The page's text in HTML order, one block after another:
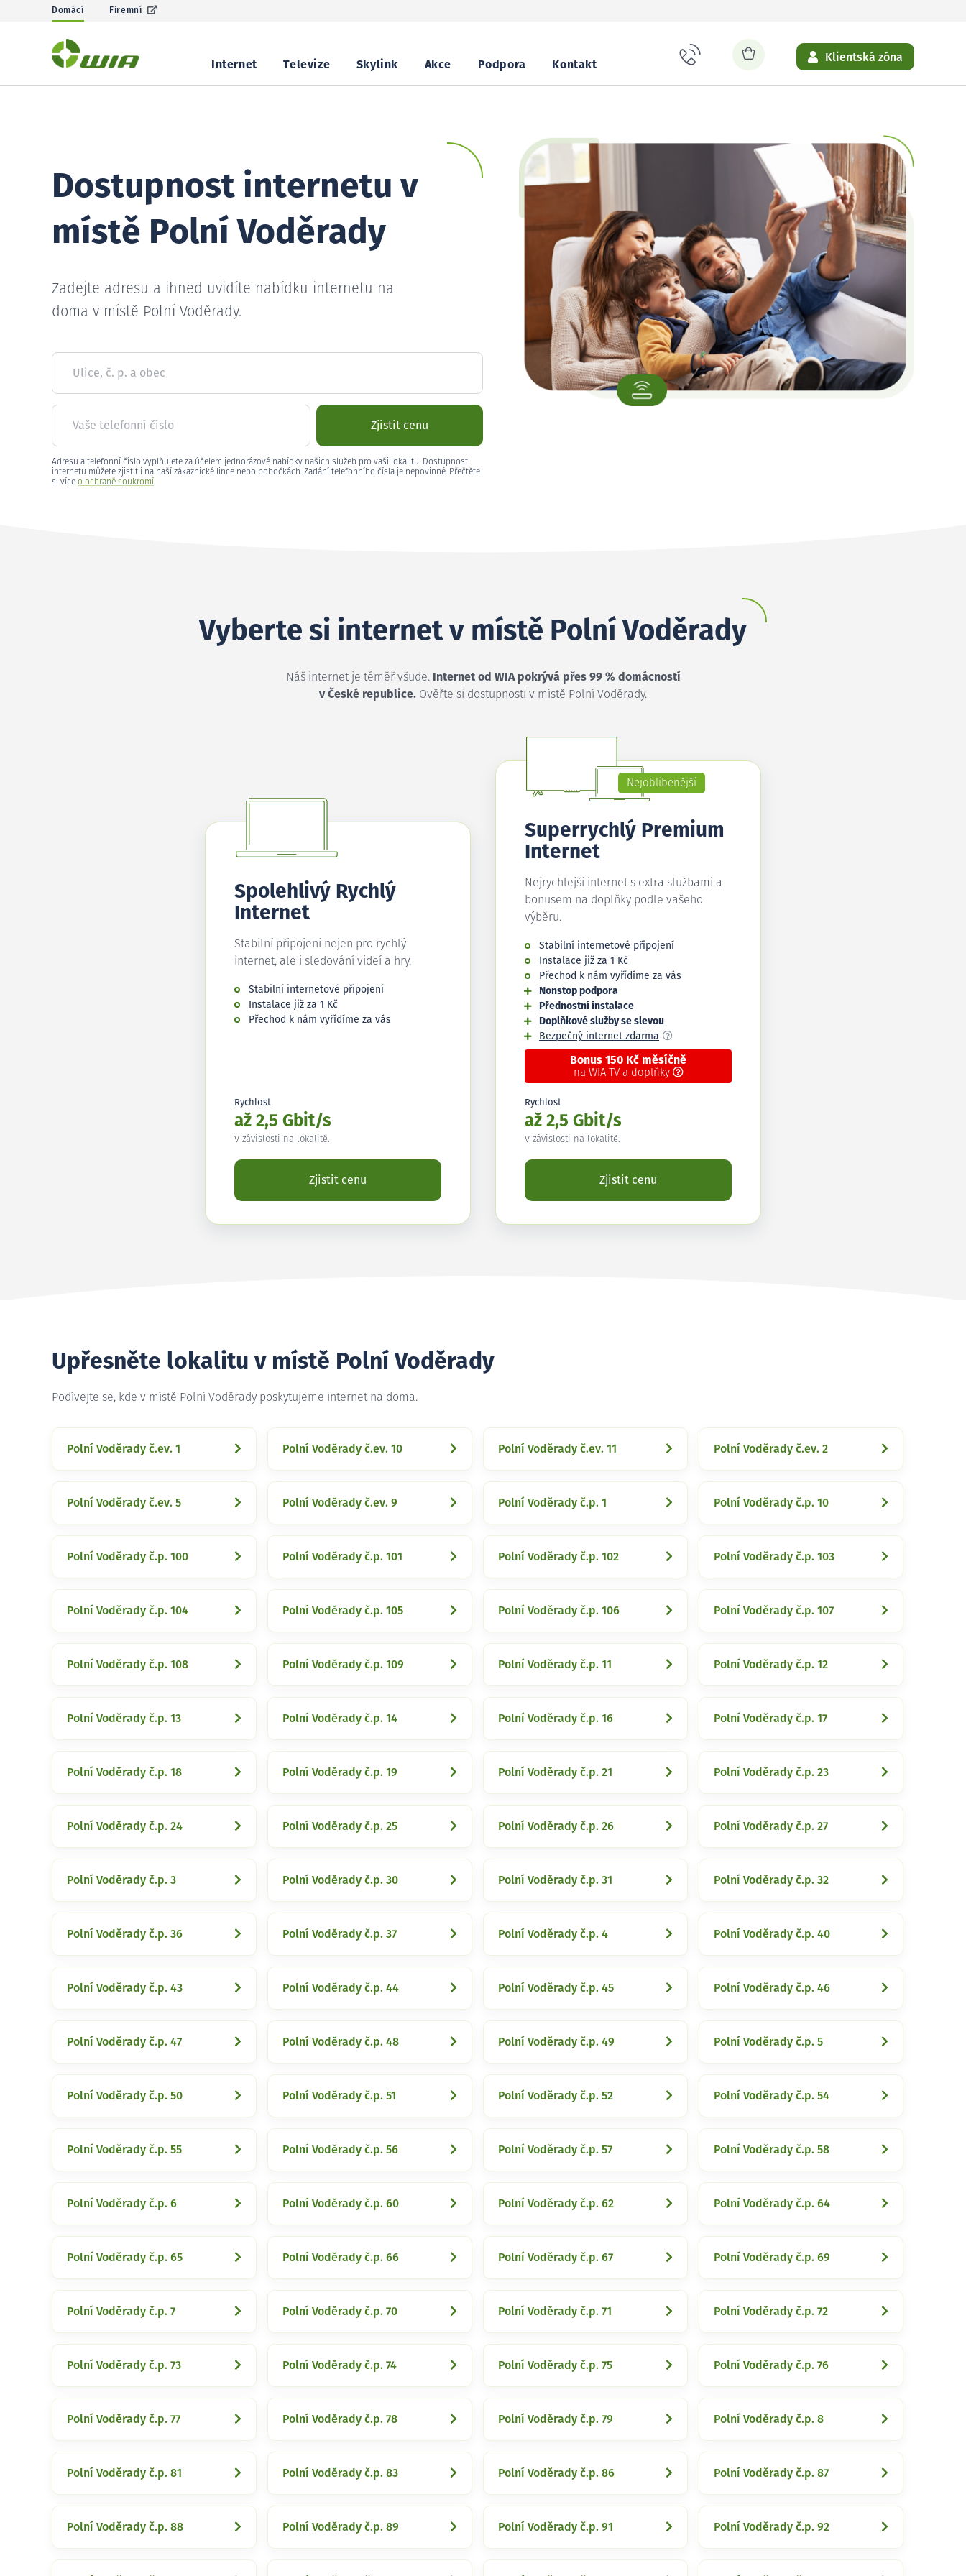
Domácí Firemní
Internet Televize Skylink Akce Podpora Kontakt
Klientská zóna
Dostupnost internetu v
místě Polní Voděrady
Zadejte adresu a ihned uvidíte nabídku internetu na
doma v místě Polní Voděrady.
Ulice, č. p. a obec
Vaše telefonní číslo Zjistit cenu
Adresu a telefonní číslo vyplňujete za účelem jednorázové nabídky našich služeb pro vaši lokalitu. Dostupnost
internetu můžete zjistit i na naší zákaznické lince nebo pobočkách. Zadání telefonního čísla je nepovinné. Přečtěte
si více o ochraně soukromí.
Vyberte si internet v místě Polní Voděrady
Náš internet je téměř všude.
Internet od WIA pokrývá přes 99 % domácností
v České republice. Ověřte si dostupnosti v místě Polní Voděrady.
Spolehlivý Rychlý
Internet
Stabilní připojení nejen pro rychlý
internet, ale i sledování videí a hry.
Stabilní internetové připojení
Instalace již za 1 Kč
Přechod k nám vyřídíme za vás
Rychlost
až 2,5 Gbit/s
V závislosti na lokalitě.
Zjistit cenu
Nejoblíbenější
Superrychlý Premium
Internet
Nejrychlejší internet s extra službami a
bonusem na doplňky podle vašeho
výběru.
Stabilní internetové připojení
Instalace již za 1 Kč
Přechod k nám vyřídíme za vás
Nonstop podpora
Přednostní instalace
Doplňkové služby se slevou
Bezpečný internet zdarma
Bonus 150 Kč měsíčně
na WIA TV a doplňky
Rychlost
až 2,5 Gbit/s
V závislosti na lokalitě.
Zjistit cenu
Upřesněte lokalitu v místě Polní Voděrady
Podívejte se, kde v místě Polní Voděrady poskytujeme internet na doma.
Polní Voděrady č.ev. 1 Polní Voděrady č.ev. 10 Polní Voděrady č.ev. 11 Polní Voděrady č.ev. 2
Polní Voděrady č.ev. 5 Polní Voděrady č.ev. 9 Polní Voděrady č.p. 1 Polní Voděrady č.p. 10
Polní Voděrady č.p. 100 Polní Voděrady č.p. 101 Polní Voděrady č.p. 102 Polní Voděrady č.p. 103
Polní Voděrady č.p. 104 Polní Voděrady č.p. 105 Polní Voděrady č.p. 106 Polní Voděrady č.p. 107
Polní Voděrady č.p. 108 Polní Voděrady č.p. 109 Polní Voděrady č.p. 11 Polní Voděrady č.p. 12
Polní Voděrady č.p. 13 Polní Voděrady č.p. 14 Polní Voděrady č.p. 16 Polní Voděrady č.p. 17
Polní Voděrady č.p. 18 Polní Voděrady č.p. 19 Polní Voděrady č.p. 21 Polní Voděrady č.p. 23
Polní Voděrady č.p. 24 Polní Voděrady č.p. 25 Polní Voděrady č.p. 26 Polní Voděrady č.p. 27
Polní Voděrady č.p. 3 Polní Voděrady č.p. 30 Polní Voděrady č.p. 31 Polní Voděrady č.p. 32
Polní Voděrady č.p. 36 Polní Voděrady č.p. 37 Polní Voděrady č.p. 4 Polní Voděrady č.p. 40
Polní Voděrady č.p. 43 Polní Voděrady č.p. 44 Polní Voděrady č.p. 45 Polní Voděrady č.p. 46
Polní Voděrady č.p. 47 Polní Voděrady č.p. 48 Polní Voděrady č.p. 49 Polní Voděrady č.p. 5
Polní Voděrady č.p. 50 Polní Voděrady č.p. 51 Polní Voděrady č.p. 52 Polní Voděrady č.p. 54
Polní Voděrady č.p. 55 Polní Voděrady č.p. 56 Polní Voděrady č.p. 57 Polní Voděrady č.p. 58
Polní Voděrady č.p. 6 Polní Voděrady č.p. 60 Polní Voděrady č.p. 62 Polní Voděrady č.p. 64
Polní Voděrady č.p. 65 Polní Voděrady č.p. 66 Polní Voděrady č.p. 67 Polní Voděrady č.p. 69
Polní Voděrady č.p. 7 Polní Voděrady č.p. 70 Polní Voděrady č.p. 71 Polní Voděrady č.p. 72
Polní Voděrady č.p. 73 Polní Voděrady č.p. 74 Polní Voděrady č.p. 75 Polní Voděrady č.p. 76
Polní Voděrady č.p. 77 Polní Voděrady č.p. 78 Polní Voděrady č.p. 79 Polní Voděrady č.p. 8
Polní Voděrady č.p. 81 Polní Voděrady č.p. 83 Polní Voděrady č.p. 86 Polní Voděrady č.p. 87
Polní Voděrady č.p. 88 Polní Voděrady č.p. 89 Polní Voděrady č.p. 91 Polní Voděrady č.p. 92